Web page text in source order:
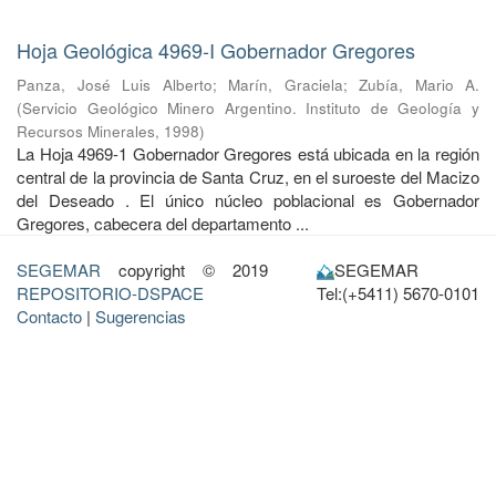
Hoja Geológica 4969-I Gobernador Gregores
Panza, José Luis Alberto; Marín, Graciela; Zubía, Mario A.
(Servicio Geológico Minero Argentino. Instituto de Geología y
Recursos Minerales, 1998)
La Hoja 4969-1 Gobernador Gregores está ubicada en la región
central de la provincia de Santa Cruz, en el suroeste del Macizo
del Deseado . El único núcleo poblacional es Gobernador
Gregores, cabecera del departamento ...
SEGEMAR copyright © 2019
REPOSITORIO-DSPACE
Contacto | Sugerencias
SEGEMAR
Tel:(+5411) 5670-0101